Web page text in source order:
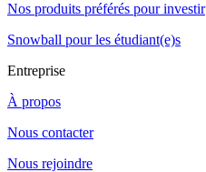
Nos produits préférés pour investir
Snowball pour les étudiant(e)s
Entreprise
À propos
Nous contacter
Nous rejoindre